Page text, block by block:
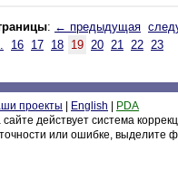
: ← предыдущая
16 17 18 19 20 21 22 23
проекты English
PDA
сайте действует система
или ошибке, выделите